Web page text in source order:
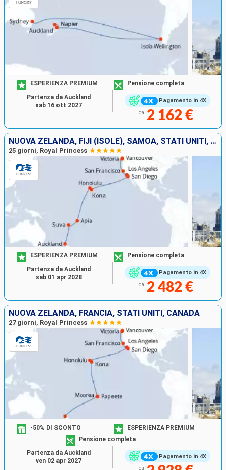
Pagamento in 4X
ESPERIENZA PREMIUM Pensione completa
da 2 162 €
Partenza da Auckland
sab 16 ott 2027
NUOVA ZELANDA, FIJI (ISOLE), SAMOA, STATI UNITI, CANADA
25 giorni, Royal Princess
Pagamento in 4X
ESPERIENZA PREMIUM Pensione completa
da 2 482 €
Partenza da Auckland
sab 01 apr 2028
NUOVA ZELANDA, FRANCIA, STATI UNITI, CANADA
27 giorni, Royal Princess
Pagamento in 4X
-50% DI SCONTO
ESPERIENZA PREMIUM
Pensione completa
da
Partenza da Auckland
ven 02 apr 2027